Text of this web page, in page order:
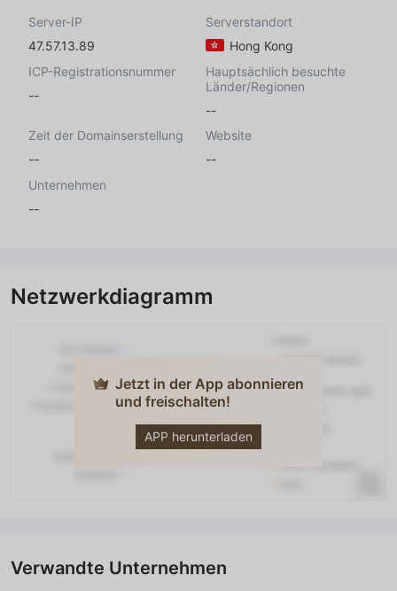
Server-IP
47.57.13.89
Serverstandort
Hong Kong
ICP-Registrationsnummer
--
Hauptsächlich besuchte
Länder/Regionen
--
Zeit der Domainserstellung
--
Website
--
Unternehmen
--
Netzwerkdiagramm
Jetzt in der App abonnieren
und freischalten!
APP herunterladen
Moss Global
Verwandte Unternehmen